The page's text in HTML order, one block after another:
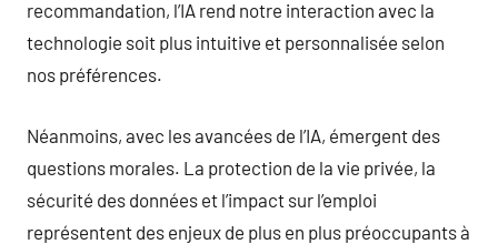
recommandation, l’IA rend notre interaction avec la
technologie soit plus intuitive et personnalisée selon
nos préférences.
Néanmoins, avec les avancées de l’IA, émergent des
questions morales. La protection de la vie privée, la
sécurité des données et l’impact sur l’emploi
représentent des enjeux de plus en plus préoccupants à